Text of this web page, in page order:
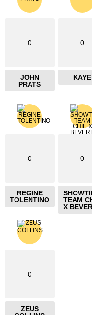
0
JOHN
PRATS
0
KAYE
0
REGINE
TOLENTINO
0
TEAM
X
0
ZEUS